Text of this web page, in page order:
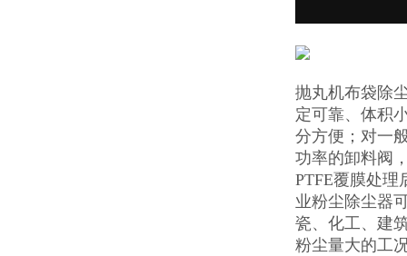
抛丸机布袋除
定可靠、体积
分方便；对一
功率的卸料阀
PTFE覆膜处理
业粉尘除尘器
瓷、化工、建
粉尘量大的工